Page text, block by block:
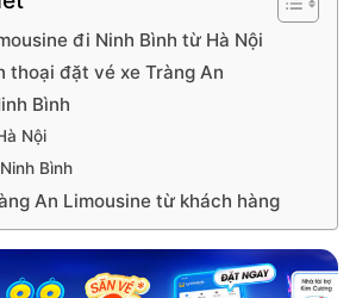
đi Ninh Bình từ Hà Nội
thoại đặt vé xe Tràng An
Bình
Nội
Bình
An Limousine từ khách hàng